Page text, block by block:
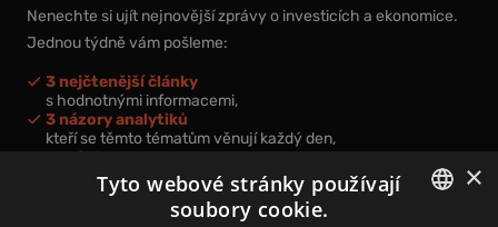
Nenechte si ujít nejnovější zprávy o investicích a ekonomice.
Jednou týdně vám pošleme:
3 nejčtenější články
s hodnotnými informacemi,
3 názory analytiků
kteří se těmto tématům věnují každý den,
nová videa a podcasty
k prohloubení vašich znalostí.
×
Tyto webové stránky používají
soubory cookie.